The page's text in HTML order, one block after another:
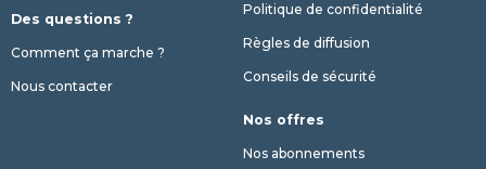
Des questions ?
Comment ça marche ?
Nous contacter
Politique de confidentialité
Règles de diffusion
Conseils de sécurité
Nos offres
Nos abonnements